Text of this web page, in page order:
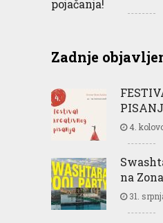
Zadnje
4.
na
31.